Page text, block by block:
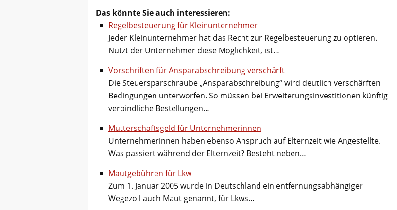
Das könnte Sie auch interessieren:
Regelbesteuerung für Kleinunternehmer
Jeder Kleinunternehmer hat das Recht zur Regelbesteuerung zu optieren.
Nutzt der Unternehmer diese Möglichkeit, ist…
Vorschriften für Ansparabschreibung verschärft
Die Steuersparschraube „Ansparabschreibung“ wird deutlich verschärften
Bedingungen unterworfen. So müssen bei Erweiterungsinvestitionen künftig
verbindliche Bestellungen…
Mutterschaftsgeld für Unternehmerinnen
Unternehmerinnen haben ebenso Anspruch auf Elternzeit wie Angestellte.
Was passiert während der Elternzeit? Besteht neben…
Mautgebühren für Lkw
Zum 1. Januar 2005 wurde in Deutschland ein entfernungsabhängiger
Wegezoll auch Maut genannt, für Lkws…